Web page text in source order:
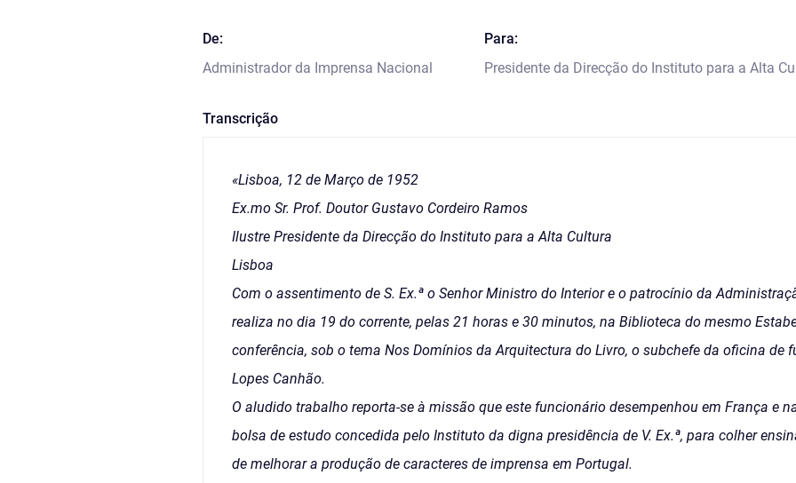
De:
Administrador da Imprensa Nacional
Para:
Presidente da Direcção do Instituto para a Alta
Transcrição
«Lisboa, 12 de Março de 1952
Ex.mo Sr. Prof. Doutor Gustavo Cordeiro Ramos
Ilustre Presidente da Direcção do Instituto para a Alta Cultura
Lisboa
Com o assentimento de S. Ex.ª o Senhor Ministro do Interior e o patrocínio da
realiza no dia 19 do corrente, pelas 21 horas e 30 minutos, na Biblioteca do mesmo
conferência, sob o tema Nos Domínios da Arquitectura do Livro, o subchefe da oficina de
Lopes Canhão.
O aludido trabalho reporta-se à missão que este funcionário desempenhou em França e
bolsa de estudo concedida pelo Instituto da digna presidência de V. Ex.ª, para colher
de melhorar a produção de caracteres de imprensa em Portugal.